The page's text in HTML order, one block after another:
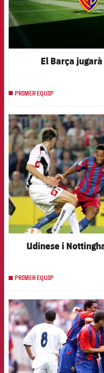
El Barça
PRIMER EQUIP
Udinese i
PRIMER EQUIP